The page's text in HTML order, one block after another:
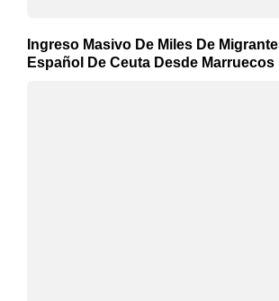
Ingreso Masivo De Miles De
Español De Ceuta Desde Marruecos